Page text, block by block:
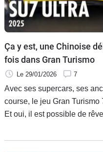
Ça y est, une Chinoise
fois dans Gran Turismo
Le 29/01/2026 7
Avec ses supercars, ses
course, le jeu Gran Turismo
Et oui, il est possible de
vidéo ludique nippone.